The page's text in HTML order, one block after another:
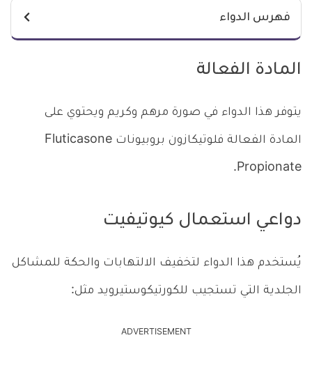
فهرس الدواء
المادة الفعالة
يتوفر هذا الدواء في صورة مرهم وكريم ويحتوي على
المادة الفعالة فلوتيكازون بروبيونات Fluticasone
Propionate.
دواعي استعمال كيوتيفيت
يُستخدم هذا الدواء لتخفيف الالتهابات والحكة للمشاكل
الجلدية التي تستجيب للكورتيكوستيرويد مثل:
ADVERTISEMENT